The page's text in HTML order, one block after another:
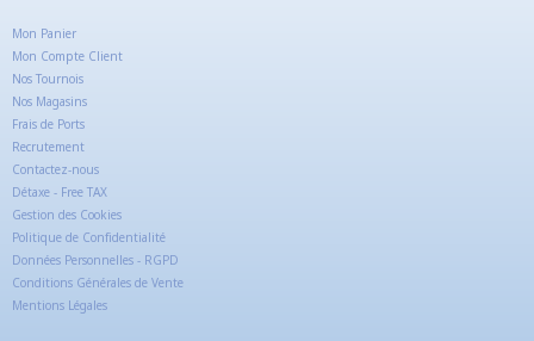
Mon Panier
Mon Compte Client
Nos Tournois
Nos Magasins
Frais de Ports
Recrutement
Contactez-nous
Détaxe - Free TAX
Gestion des Cookies
Politique de Confidentialité
Données Personnelles - RGPD
Conditions Générales de Vente
Mentions Légales